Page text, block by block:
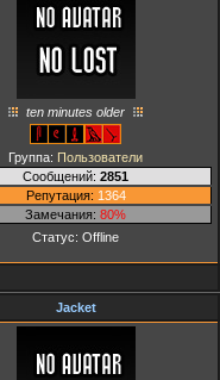
ten minutes older
Группа: Пользователи
Сообщений: 2851
Репутация: 1364
Замечания: 80%
Статус: Offline
Jacket